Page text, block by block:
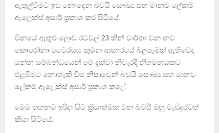
ඇතුල්වීමට ඉඩ නොදෙන බවයි සෞඛ්‍ය සහ මානව ලේකම්
ඇලෙක්ස් අසාර් ප්‍රකාශ කර සිටියේ.
චීනයේ ඇතුළු ලොව රටවල් 23 කින් වාර්තා වන නව
කොරෝනා වෛරසය කුමන ආකාරයේ බලපෑමක් ඇතිවේද
යන්න සම්බන්ධයෙන් මේ දක්වා නිවැරදි නිගමනයකට
එළඹීමට නොහැකි වීම නිසාවෙන් බවයි සෞඛ්‍ය සහ මානව
ලේකම් ඇලෙක්ස් අසාර් ප්‍රකාශ කලේ.
මෙම තහනම ඉරිදා සිට ක්‍රියාත්මක වන බවයි ඔහු වැඩිදුරටත්
කියා සිටියේ.